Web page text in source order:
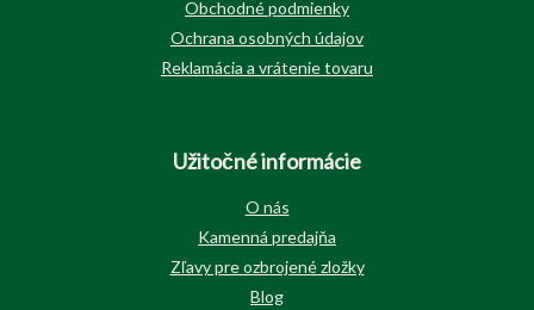
Obchodné podmienky
Ochrana osobných údajov
Reklamácia a vrátenie tovaru
Užitočné informácie
O nás
Kamenná predajňa
Zľavy pre ozbrojené zložky
Blog